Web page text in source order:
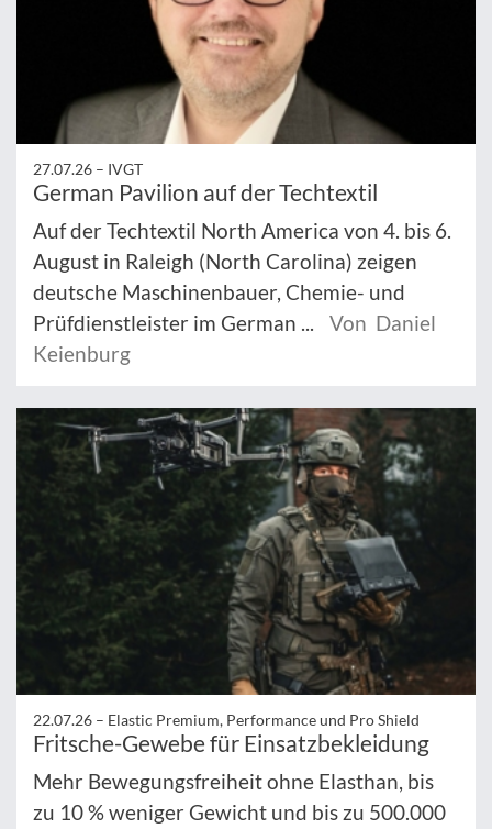
27.07.26 – IVGT
German Pavilion auf der Techtextil
Auf der Techtextil North America von 4. bis 6.
August in Raleigh (North Carolina) zeigen
deutsche Maschinenbauer, Chemie- und
Prüfdienstleister im German ...
Von Daniel
Keienburg
22.07.26 – Elastic Premium, Performance und Pro Shield
Fritsche-Gewebe für Einsatzbekleidung
Mehr Bewegungsfreiheit ohne Elasthan, bis
zu 10 % weniger Gewicht und bis zu 500.000